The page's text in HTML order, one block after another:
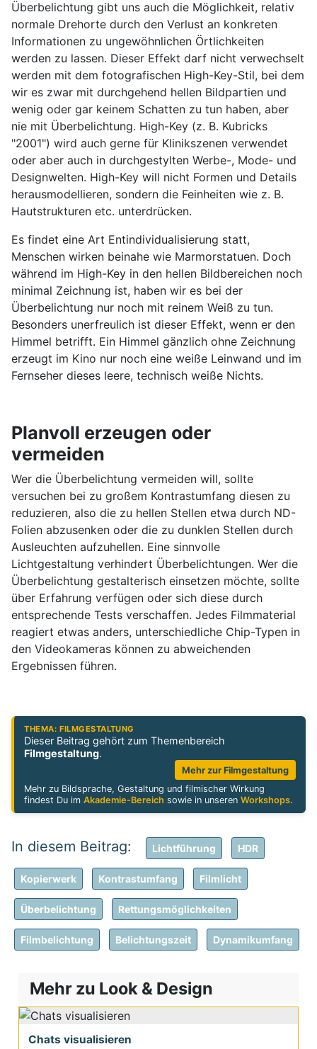
Überbelichtung gibt uns auch die Möglichkeit, relativ
normale Drehorte durch den Verlust an konkreten
Informationen zu ungewöhnlichen Örtlichkeiten
werden zu lassen. Dieser Effekt darf nicht verwechselt
werden mit dem fotografischen High-Key-Stil, bei dem
wir es zwar mit durchgehend hellen Bildpartien und
wenig oder gar keinem Schatten zu tun haben, aber
nie mit Überbelichtung. High-Key (z. B. Kubricks
"2001") wird auch gerne für Klinikszenen verwendet
oder aber auch in durchgestylten Werbe-, Mode- und
Designwelten. High-Key will nicht Formen und Details
herausmodellieren, sondern die Feinheiten wie z. B.
Hautstrukturen etc. unterdrücken.
Es findet eine Art Entindividualisierung statt,
Menschen wirken beinahe wie Marmorstatuen. Doch
während im High-Key in den hellen Bildbereichen noch
minimal Zeichnung ist, haben wir es bei der
Überbelichtung nur noch mit reinem Weiß zu tun.
Besonders unerfreulich ist dieser Effekt, wenn er den
Himmel betrifft. Ein Himmel gänzlich ohne Zeichnung
erzeugt im Kino nur noch eine weiße Leinwand und im
Fernseher dieses leere, technisch weiße Nichts.
Planvoll erzeugen oder
vermeiden
Wer die Überbelichtung vermeiden will, sollte
versuchen bei zu großem Kontrastumfang diesen zu
reduzieren, also die zu hellen Stellen etwa durch ND-
Folien abzusenken oder die zu dunklen Stellen durch
Ausleuchten aufzuhellen. Eine sinnvolle
Lichtgestaltung verhindert Überbelichtungen. Wer die
Überbelichtung gestalterisch einsetzen möchte, sollte
über Erfahrung verfügen oder sich diese durch
entsprechende Tests verschaffen. Jedes Filmmaterial
reagiert etwas anders, unterschiedliche Chip-Typen in
den Videokameras können zu abweichenden
Ergebnissen führen.
THEMA: FILMGESTALTUNG
Dieser Beitrag gehört zum Themenbereich
Filmgestaltung.
Mehr zur Filmgestaltung
Mehr zu Bildsprache, Gestaltung und filmischer Wirkung
findest Du imAkademie-Bereich sowie in unserenWorkshops.
Lichtführung HDR
Kopierwerk Kontrastumfang Filmlicht
Überbelichtung Rettungsmöglichkeiten
Filmbelichtung Belichtungszeit Dynamikumfang
Mehr zu Look & Design
Chats visualisieren